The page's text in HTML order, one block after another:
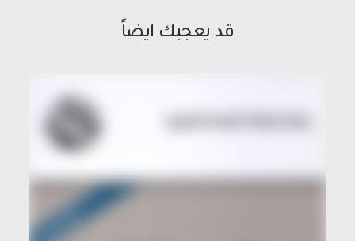
قد يعجبك ايضاً